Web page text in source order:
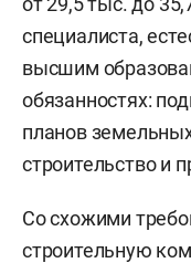
специалиста,
высшим
обязанностях:
планов
строительство и
Со схожими
строительную